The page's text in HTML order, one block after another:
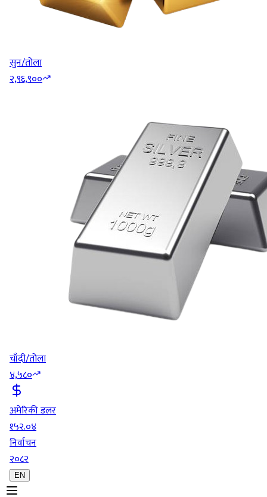
सुन/तोला
२,९६,९००
चाँदी/तोला
४,५८०
अमेरिकी डलर
१५२.०४
निर्वाचन
२०८२
EN